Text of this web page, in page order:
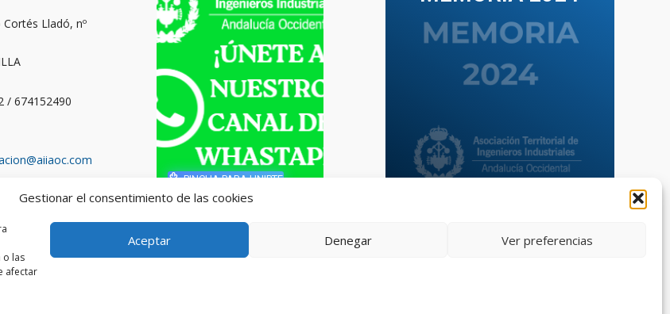
Gestionar el consentimiento de las cookies
o las
afectar
Aceptar Denegar Ver preferencias
Lladó, nº
/ 674152490
Cádiz,
PINCHA PARA UNIRTE